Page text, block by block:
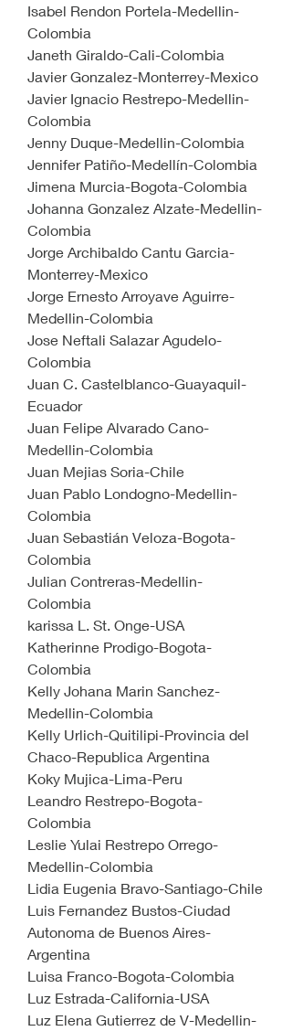
Isabel Rendon Portela-Medellin-
Colombia
Janeth Giraldo-Cali-Colombia
Javier Gonzalez-Monterrey-Mexico
Javier Ignacio Restrepo-Medellin-
Colombia
Jenny Duque-Medellin-Colombia
Jennifer Patiño-Medellín-Colombia
Jimena Murcia-Bogota-Colombia
Johanna Gonzalez Alzate-Medellin-
Colombia
Jorge Archibaldo Cantu Garcia-
Monterrey-Mexico
Jorge Ernesto Arroyave Aguirre-
Medellin-Colombia
Jose Neftali Salazar Agudelo-
Colombia
Juan C. Castelblanco-Guayaquil-
Ecuador
Juan Felipe Alvarado Cano-
Medellin-Colombia
Juan Mejias Soria-Chile
Juan Pablo Londogno-Medellin-
Colombia
Juan Sebastián Veloza-Bogota-
Colombia
Julian Contreras-Medellin-
Colombia
karissa L. St. Onge-USA
Katherinne Prodigo-Bogota-
Colombia
Kelly Johana Marin Sanchez-
Medellin-Colombia
Kelly Urlich-Quitilipi-Provincia del
Chaco-Republica Argentina
Koky Mujica-Lima-Peru
Leandro Restrepo-Bogota-
Colombia
Leslie Yulai Restrepo Orrego-
Medellin-Colombia
Lidia Eugenia Bravo-Santiago-Chile
Luis Fernandez Bustos-Ciudad
Autonoma de Buenos Aires-
Argentina
Luisa Franco-Bogota-Colombia
Luz Estrada-California-USA
Luz Elena Gutierrez de V-Medellin-